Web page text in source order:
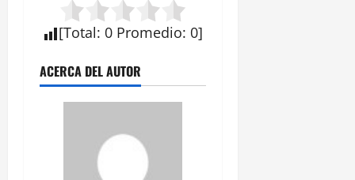
[Total: 0 Promedio: 0]
ACERCA DEL AUTOR